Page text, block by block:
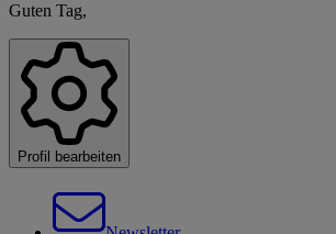
Guten Tag,
Profil bearbeiten